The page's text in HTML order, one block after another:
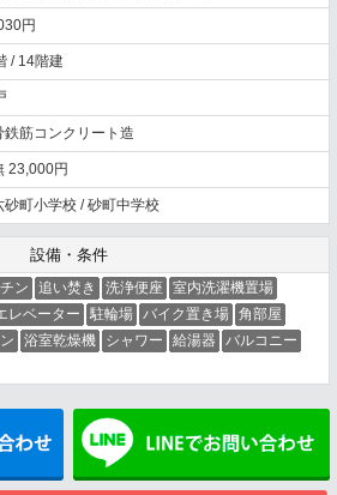
円
/ 14階建
鉄筋コンクリート造
23,000円
砂町小学校 / 砂町中学校
設備・条件
ン 追い焚き 洗浄便座 室内洗濯機置場
レベーター 駐輪場 バイク置き場 角部屋
浴室乾燥機 シャワー 給湯器
バルコニー
メールでお問い合わせ